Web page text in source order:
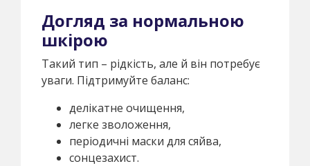
Догляд за нормальною
шкірою
Такий тип – рідкість, але й він потребує
уваги. Підтримуйте баланс:
делікатне очищення,
легке зволоження,
періодичні маски для сяйва,
сонцезахист.